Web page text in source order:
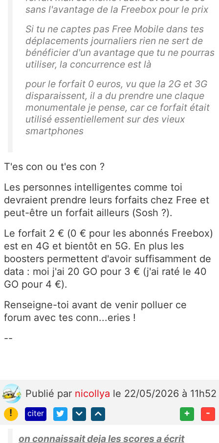
sans l'avantage de la Freebox pour le prix
Si tu ne captes pas Free Mobile dans tes
déplacements journaliers rien ne sert de
bénéficier d'un avantage que tu ne pourras
utiliser, la concurrence est là
pour le forfait 0 euros, vu que la 2G et 3G
disparaissent, il a du prendre une claque
monumentale je pense, car ce forfait était
utilisé essentiellement sur des vieux
smartphones
T'es con ou t'es con ?
Les personnes intelligentes comme toi
devraient prendre leurs forfaits chez Free et
peut-être un forfait ailleurs (Sosh ?).
Le forfait 2 € (0 € pour les abonnés Freebox)
est en 4G et bientôt en 5G. En plus les
boosters permettent d'avoir suffisamment de
data : moi j'ai 20 GO pour 3 € (j'ai raté le 40
GO pour 4 €).
Renseigne-toi avant de venir polluer ce
forum avec tes conn...eries !
--
Publié par nicollya le 22/05/2026 à 11h52
!
citer + -
on connaissait deja les scores a écrit